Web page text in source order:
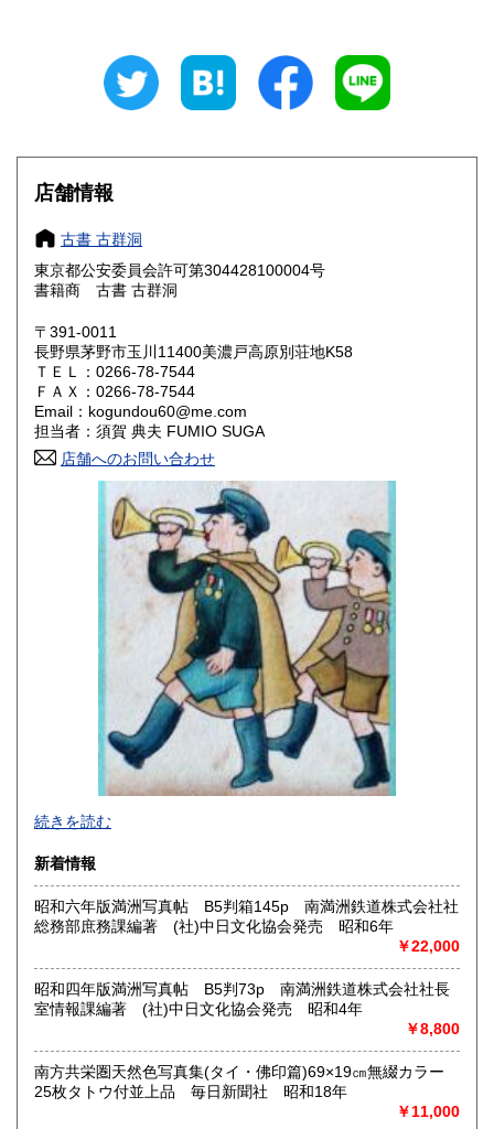
210円 長野県
大阪府 210円 兵庫県
鳥取県 210円 島根県
岡山県 210円
山口県 210円
210円
210円 福岡県
210円 長崎県
210円 大分県
210円 鹿児島県
店舗情報
古書 古群洞
東京都公安委員会許可第304428100004号
書籍商 古書 古群洞
〒391-0011
長野県茅野市玉川11400美濃戸高原別荘地K58
ＴＥＬ：0266-78-7544
ＦＡＸ：0266-78-7544
Email：kogundou60@me.com
担当者：須賀 典夫 FUMIO SUGA
店舗へのお問い合わせ
2026年で創業45年目になります。
沿線名：(無店舗)
最寄駅：(無店舗)
営業時間：10:00〜18:00
書籍の買取について
取り扱い分野
古典籍、近代文献、趣味、サブカルチャー、古書一般（その
続きを読む
新着情報
昭和六年版満洲写真帖 B5判箱145p 南満洲鉄道株式会社社
総務部庶務課編著 (社)中日文化協会発売 昭和6年
￥22,000
昭和四年版満洲写真帖 B5判73p 南満洲鉄道株式会社社長
室情報課編著 (社)中日文化協会発売 昭和4年
￥8,800
南方共栄圏天然色写真集(タイ・佛印篇)69×19㎝無綴カラー
25枚タトウ付並上品 毎日新聞社 昭和18年
￥11,000